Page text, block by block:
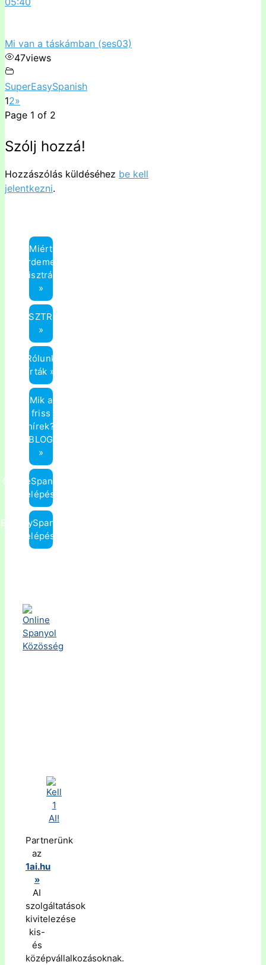
Mi van a táskámban (ses03)
47views
SuperEasySpanish
12»
Page 1 of 2
Szólj hozzá!
Hozzászólás küldéséhez be kell
jelentkezni.
Miért
érdemes
regisztrálni?
»
REGISZTRÁCIÓ
»
Rólunk
írták »
Mik a
friss
hírek?
(BLOG)
»
OnlineSpanyol.hu
Belépés »
ElmenySpanyol.hu
Belépés »
Partnerünk
az
1ai.hu
»
AI
szolgáltatások
kivitelezése
kis-
és
középvállalkozásoknak.